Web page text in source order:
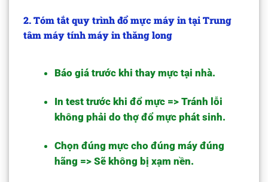
2. Tóm tắt quy trình đổ mực máy in tại Trung
tâm máy tính máy in thăng long
Báo giá trước khi thay mực tại nhà.
In test trước khi đổ mực => Tránh lỗi
không phải do thợ đổ mực phát sinh.
Chọn đúng mực cho đúng máy đúng
hãng => Sẽ không bị xạm nền.